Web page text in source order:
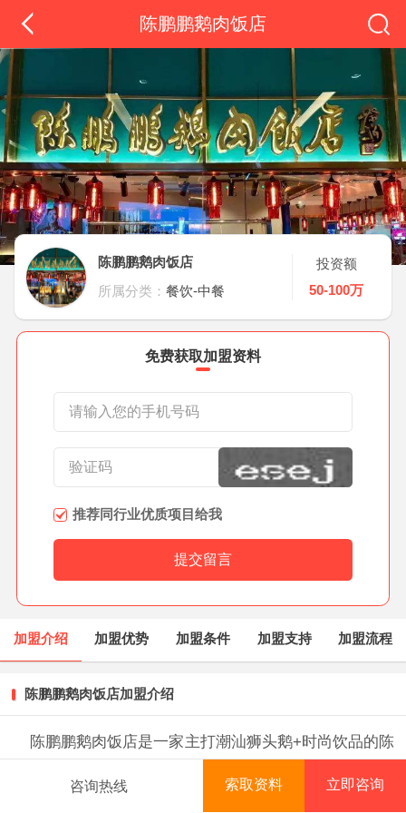
陈鹏鹏鹅肉饭店
陈鹏鹏鹅肉饭店
所属分类：餐饮-中餐
投资额
50-100万
免费获取加盟资料
推荐同行业优质项目给我
加盟介绍 加盟优势 加盟条件 加盟支持 加盟流程
陈鹏鹏鹅肉饭店加盟介绍
陈鹏鹏鹅肉饭店是一家主打潮汕狮头鹅+时尚饮品的陈
客流超千人、日翻台13次的好成绩，自去年 9 月第一次
咨询热线 索取资料 立即咨询
首页